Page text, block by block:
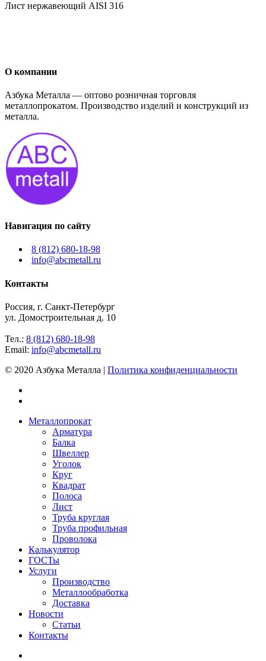
Лист нержавеющий AISI 316
О компании
Азбука Металла — оптово розничная торговля
металлопрокатом. Производство изделий и конструкций из
металла.
Навигация по сайту
8 (812) 680-18-98
info@abcmetall.ru
Контакты
Россия, г. Санкт-Петербург
ул. Домостроительная д. 10
Тел.: 8 (812) 680-18-98
Email: info@abcmetall.ru
© 2020 Азбука Металла | Политика конфиденциальности
Металлопрокат
Арматура
Балка
Швеллер
Уголок
Круг
Квадрат
Полоса
Лист
Труба круглая
Труба профильная
Проволока
Калькулятор
ГОСТы
Услуги
Производство
Металлообработка
Доставка
Новости
Статьи
Контакты